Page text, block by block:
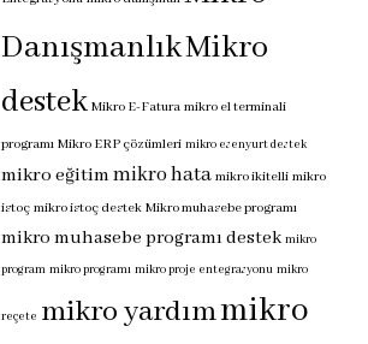
DanışmanlıkMikro
destek Mikro E-Fatura mikro el terminali
programı Mikro ERP çözümleri mikro esenyurt destek
mikro eğitimmikro hata mikro ikitelli mikro
istoç mikro istoç destek Mikro muhasebe programı
mikro muhasebe programı destek mikro
program mikro programı mikro proje entegrasyonu mikro
reçete mikro yardımmikro